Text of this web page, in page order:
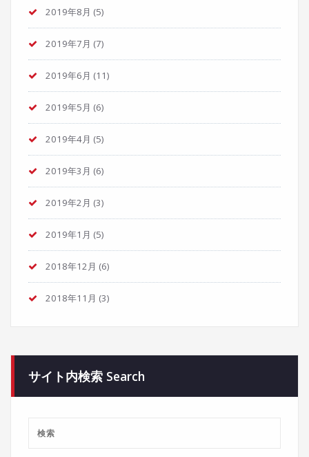
2019年8月 (5)
2019年7月 (7)
2019年6月 (11)
2019年5月 (6)
2019年4月 (5)
2019年3月 (6)
2019年2月 (3)
2019年1月 (5)
2018年12月 (6)
2018年11月 (3)
サイト内検索 Search